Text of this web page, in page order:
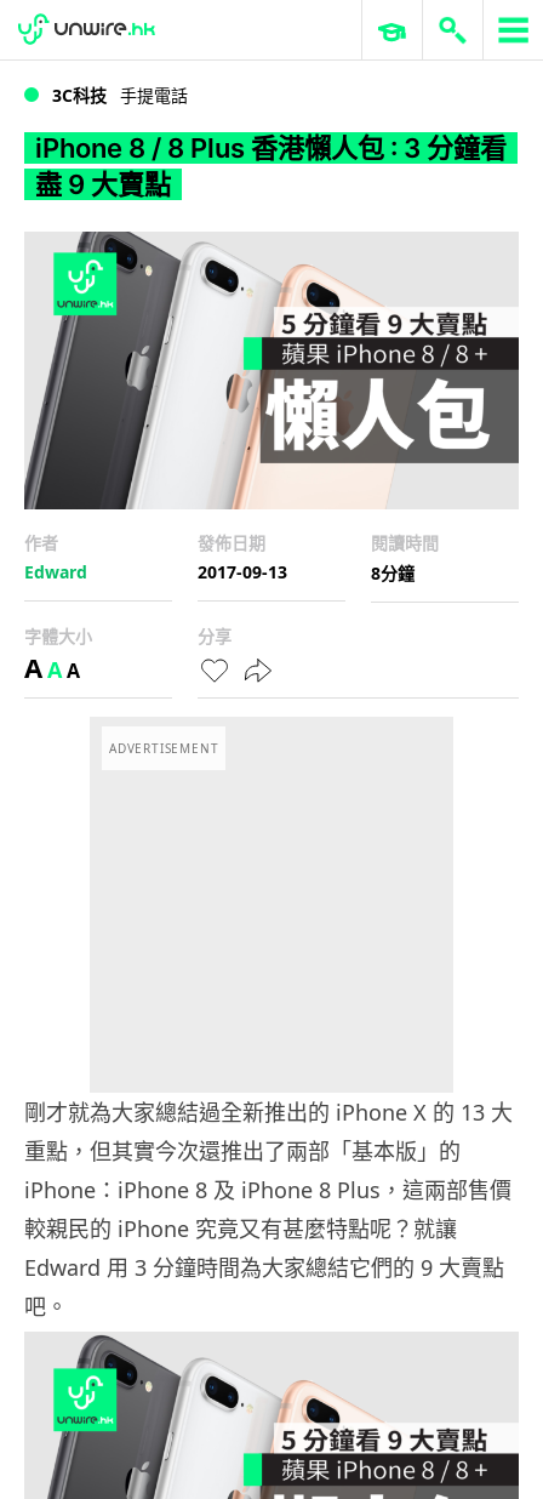
WWDC 2026 ERP 與商業 AI
3C科技 手提電話
iPhone 8 / 8 Plus 香港懶人包 : 3 分鐘看
盡 9 大賣點
作者
Edward
發佈日期
2017-09-13
閱讀時間
8分鐘
字體大小
AAA
分享
ADVERTISEMENT
剛才就為大家總結過全新推出的 iPhone X 的 13 大
重點，但其實今次還推出了兩部「基本版」的
iPhone：iPhone 8 及 iPhone 8 Plus，這兩部售價
較親民的 iPhone 究竟又有甚麼特點呢？就讓
Edward 用 3 分鐘時間為大家總結它們的 9 大賣點
吧。